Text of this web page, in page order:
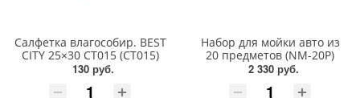
Салфетка влагособир. BEST
CITY 25×30 CT015 (CT015)
130 руб.
Набор для мойки авто из
20 предметов (NM-20P)
2 330 руб.